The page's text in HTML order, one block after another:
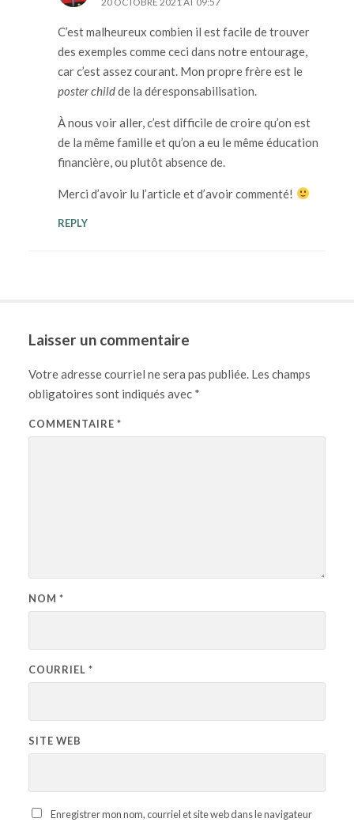
C’est malheureux combien il est facile de trouver
des exemples comme ceci dans notre entourage,
car c’est assez courant. Mon propre frère est le
poster childde la déresponsabilisation.
À nous voir aller, c’est difficile de croire qu’on est
de la même famille et qu’on a eu le même éducation
financière, ou plutôt absence de.
Merci d’avoir lu l’article et d’avoir commenté!
REPLY
Laisser un commentaire
Votre adresse courriel ne sera pas publiée. Les champs
obligatoires sont indiqués avec *
COMMENTAIRE *
NOM *
COURRIEL *
SITE WEB
Enregistrer mon nom, courriel et site web dans le navigateur